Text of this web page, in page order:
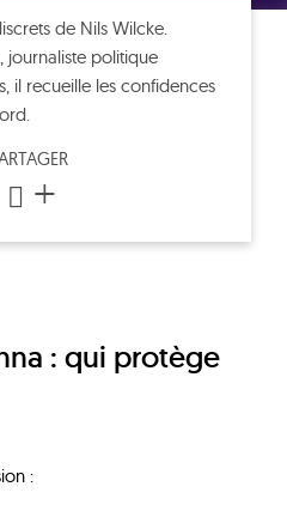
de Nils Wilcke.
journaliste politique
il recueille les confidences
+
: